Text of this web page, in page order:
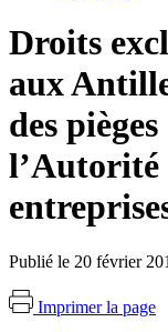
Droits
aux
des
l’Autorité
Publié le 20 février
Imprimer la page